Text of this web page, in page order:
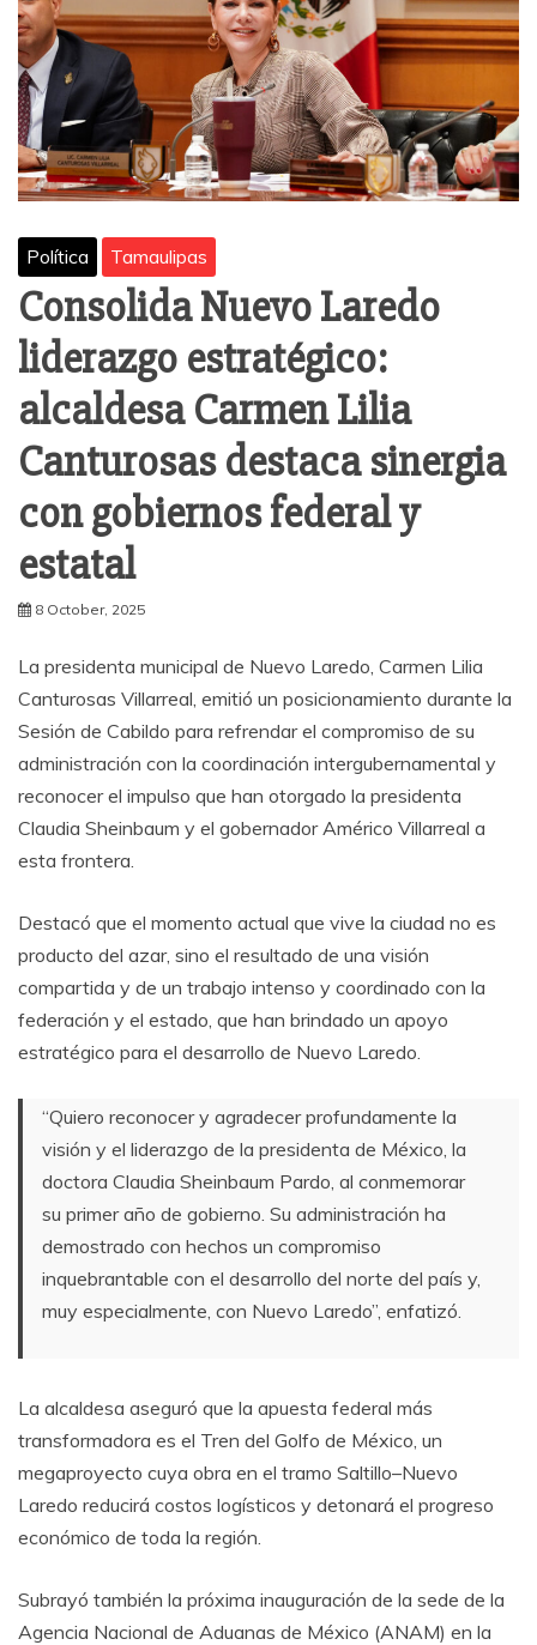
Política Tamaulipas
Consolida Nuevo Laredo
liderazgo estratégico:
alcaldesa Carmen Lilia
Canturosas destaca sinergia
con gobiernos federal y
estatal
8 October, 2025
La presidenta municipal de Nuevo Laredo, Carmen Lilia
Canturosas Villarreal, emitió un posicionamiento durante la
Sesión de Cabildo para refrendar el compromiso de su
administración con la coordinación intergubernamental y
reconocer el impulso que han otorgado la presidenta
Claudia Sheinbaum y el gobernador Américo Villarreal a
esta frontera.
Destacó que el momento actual que vive la ciudad no es
producto del azar, sino el resultado de una visión
compartida y de un trabajo intenso y coordinado con la
federación y el estado, que han brindado un apoyo
estratégico para el desarrollo de Nuevo Laredo.
“Quiero reconocer y agradecer profundamente la
visión y el liderazgo de la presidenta de México, la
doctora Claudia Sheinbaum Pardo, al conmemorar
su primer año de gobierno. Su administración ha
demostrado con hechos un compromiso
inquebrantable con el desarrollo del norte del país y,
muy especialmente, con Nuevo Laredo”, enfatizó.
La alcaldesa aseguró que la apuesta federal más
transformadora es el Tren del Golfo de México, un
megaproyecto cuya obra en el tramo Saltillo–Nuevo
Laredo reducirá costos logísticos y detonará el progreso
económico de toda la región.
Subrayó también la próxima inauguración de la sede de la
Agencia Nacional de Aduanas de México (ANAM) en la